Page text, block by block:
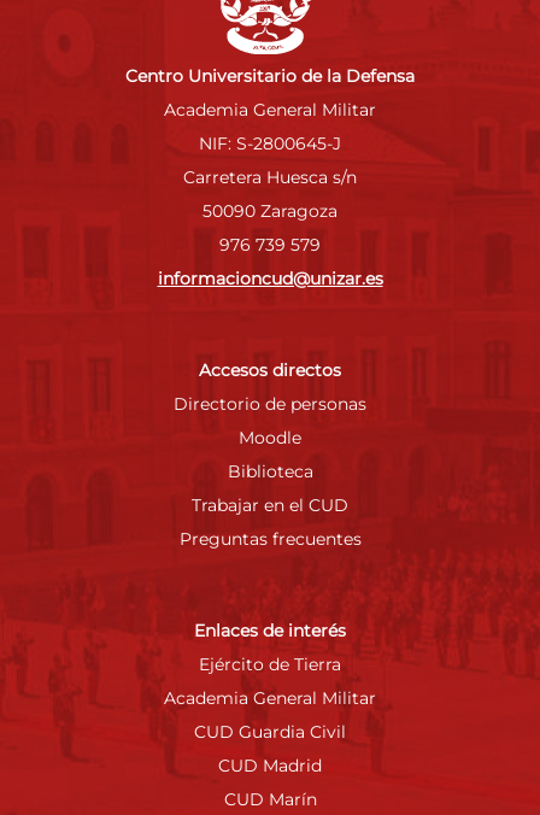
Centro Universitario de la Defensa
Academia General Militar
NIF: S-2800645-J
Carretera Huesca s/n
50090 Zaragoza
976 739 579
informacioncud@unizar.es
Accesos directos
Directorio de personas
Moodle
Biblioteca
Trabajar en el CUD
Preguntas frecuentes
Enlaces de interés
Ejército de Tierra
Academia General Militar
CUD Guardia Civil
CUD Madrid
CUD Marín